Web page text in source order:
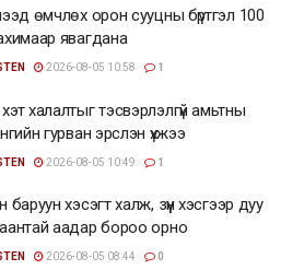
өмчлөх орон сууцны бүртгэл 100
явагдана
2026-08-05 10:58 1
халалтыг тэсвэрлэлгүй амьтны
гурван эрслэн үхжээ
2026-08-05 10:49 1
баруун хэсэгт халж, зүүн хэсгээр дуу
аадар бороо орно
2026-08-05 08:44 0